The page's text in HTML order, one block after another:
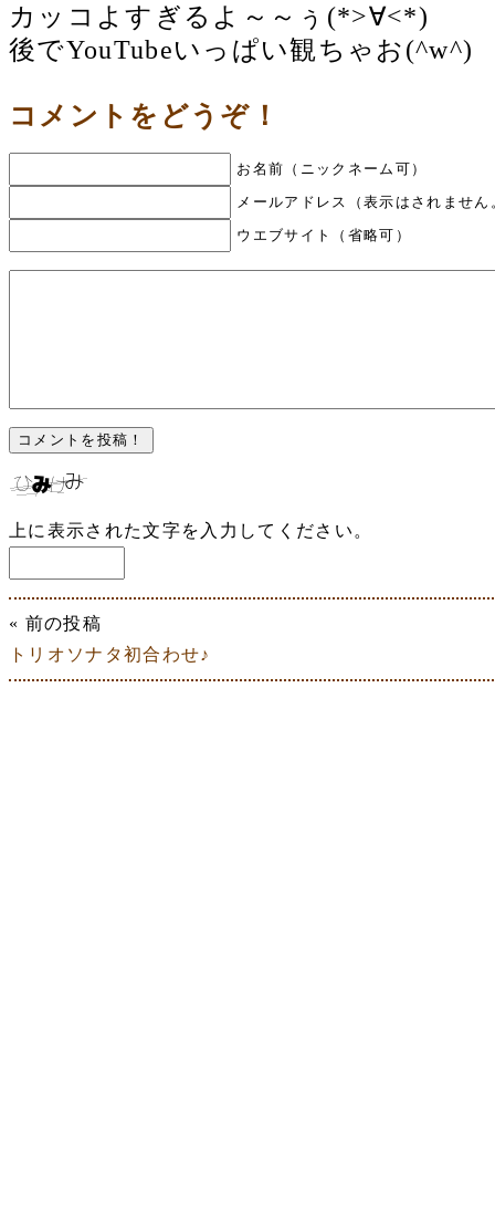
カッコよすぎるよ～～ぅ(*>∀<*)
後でYouTubeいっぱい観ちゃお(^w^)
コメントをどうぞ！
お名前（ニックネーム可）
メールアドレス（表示はされませ
ウエブサイト（省略可）
上に表示された文字を入力してください。
« 前の投稿
トリオソナタ初合わせ♪